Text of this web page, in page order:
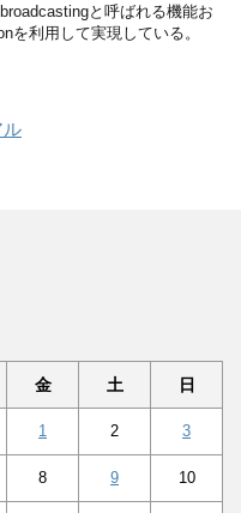
と呼ばれる機能お
を利用して実現している。
ル
金 土 日
1 2 3
8 9 10